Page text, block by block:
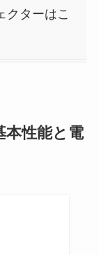
クターはこ
本性能と電